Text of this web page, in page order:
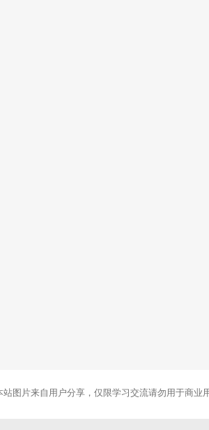
站图片来自用户分享，仅限学习交流请勿用于商业